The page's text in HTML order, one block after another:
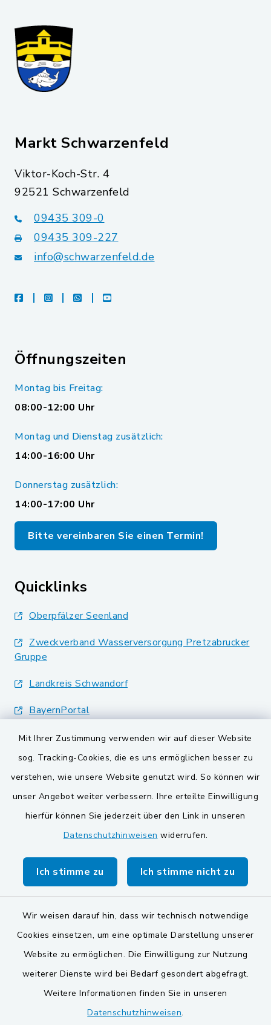
Mit Ihrer Zustimmung verwenden wir auf dieser Website
sog. Tracking-Cookies, die es uns ermöglichen besser zu
verstehen, wie unsere Website genutzt wird. So können wir
unser Angebot weiter verbessern. Ihre erteilte Einwilligung
hierfür können Sie jederzeit über den Link in unseren
Datenschutzhinweisen widerrufen.
Ich stimme zu Ich stimme nicht zu
Wir weisen darauf hin, dass wir technisch notwendige
Cookies einsetzen, um eine optimale Darstellung unserer
Website zu ermöglichen. Die Einwilligung zur Nutzung
weiterer Dienste wird bei Bedarf gesondert abgefragt.
Weitere Informationen finden Sie in unseren
Datenschutzhinweisen.
Markt Schwarzenfeld
Viktor-Koch-Str. 4
92521 Schwarzenfeld
09435 309-0
09435 309-227
info@schwarzenfeld.de
facebookinstagramwhatsappyoutube
Öffnungszeiten
Montag bis Freitag:
08:00-12:00 Uhr
Montag und Dienstag zusätzlich:
14:00-16:00 Uhr
Donnerstag zusätzlich:
14:00-17:00 Uhr
Bitte vereinbaren Sie einen Termin!
Quicklinks
Oberpfälzer Seenland
Zweckverband Wasserversorgung Pretzabrucker
Gruppe
Landkreis Schwandorf
BayernPortal
VG und Gemeinden
Gemeinde Schwarzach bei Nabburg
Gemeinde Stulln
Barrierefreiheit
Datenschutz
Impressum